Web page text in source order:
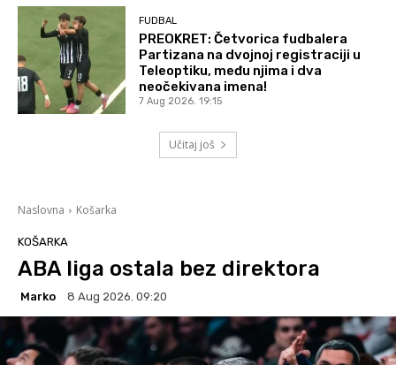
FUDBAL
PREOKRET: Četvorica fudbalera
Partizana na dvojnoj registraciji u
Teleoptiku, među njima i dva
neočekivana imena!
7 Aug 2026. 19:15
Učitaj još